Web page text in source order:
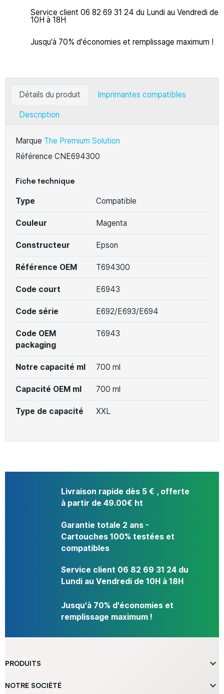
Service client 06 82 69 31 24 du Lundi au Vendredi de
10H à 18H
Jusqu'à 70% d'économies et remplissage maximum !
Détails du produit Imprimantes compatibles
Description
Marque The Premium Solution
Référence CNE694300
Fiche technique
Type Compatible
Couleur Magenta
Constructeur Epson
Référence OEM T694300
Code court E6943
Code série E692/E693/E694
Code OEM
packaging
T6943
Notre capacité ml 700 ml
Capacité OEM ml 700 ml
Type de capacité XXL
Livraison rapide dès 5 € , offerte
à partir de 49.00€ ht
Garantie totale 2 ans -
Cartouches 100% testées et
compatibles
Service client 06 82 69 31 24 du
Lundi au Vendredi de 10H à 18H
Jusqu'à 70% d'économies et
remplissage maximum !
PRODUITS 
NOTRE SOCIÉTÉ 